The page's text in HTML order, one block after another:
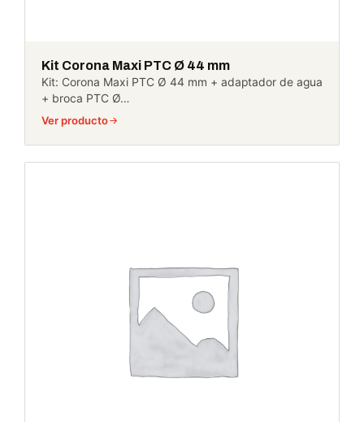
Kit Corona Maxi PTC Ø 44 mm
Kit: Corona Maxi PTC Ø 44 mm + adaptador de agua
+ broca PTC Ø…
Ver producto